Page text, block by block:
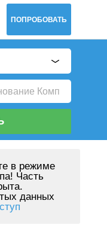
ПОПРОБОВАТЬ
в режиме
Часть
данных